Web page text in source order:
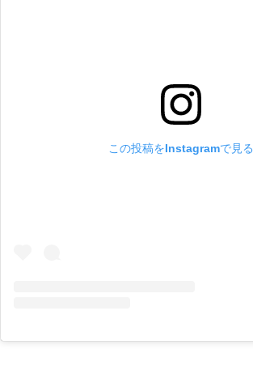
この投稿をInstagramで見る